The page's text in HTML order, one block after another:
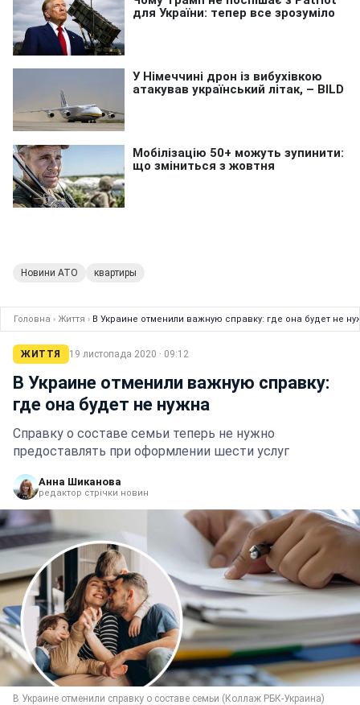
Новини АТО квартиры
Головна › Життя › В Украине отменили важную справку: где она будет не
ЖИТТЯ 19 листопада 2020 · 09:12
В Украине отменили важную справку:
где она будет не нужна
Справку о составе семьи теперь не нужно
предоставлять при оформлении шести услуг
Анна Шиканова
редактор стрічки новин
В Украине отменили справку о составе семьи (Коллаж РБК-Украина)